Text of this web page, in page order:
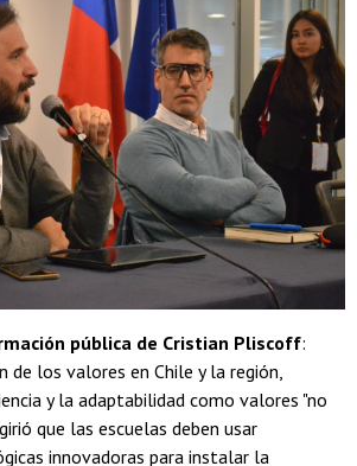
pública de Cristian Pliscoff:
de los valores en Chile y la región,
y la adaptabilidad como valores "no
que las escuelas deben usar
innovadoras para instalar la